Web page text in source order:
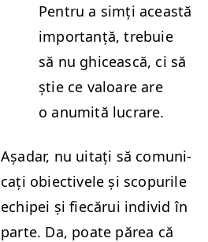
Pen­tru a simți această
impor­tanță, tre­buie
să nu ghicească, ci să
știe ce val­oare are
o anu­mită lucrare.
Așadar, nu uitați să comu­ni­
cați obiec­tivele și scop­urile
echipei și fiecărui indi­vid în
parte. Da, poate părea că